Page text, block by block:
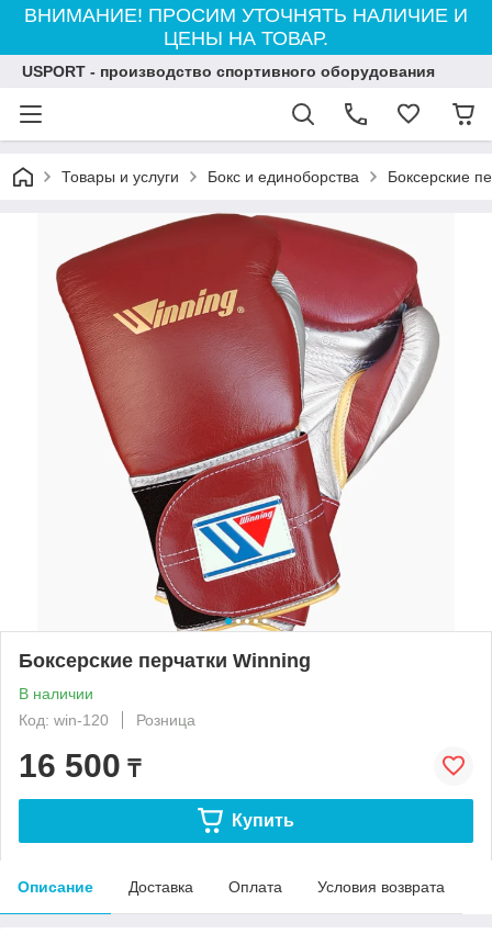
ВНИМАНИЕ! ПРОСИМ УТОЧНЯТЬ НАЛИЧИЕ И
ЦЕНЫ НА ТОВАР.
USPORT - производство спортивного оборудования
Товары и услуги Бокс и единоборства Боксерские
Боксерские перчатки Winning
В наличии
Код: win-120
Розница
16 500 ₸
Купить
Описание Доставка Оплата Условия возврата